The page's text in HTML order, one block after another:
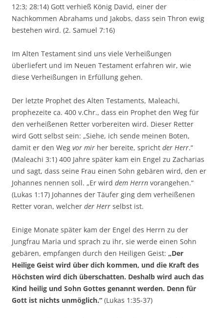
12:3; 28:14) Gott verhieß König David, einer der
Nachkommen Abrahams und Jakobs, dass sein Thron ewig
bestehen wird. (2. Samuel 7:16)
Im Alten Testament sind uns viele Verheißungen
überliefert und im Neuen Testament erfahren wir, wie
diese Verheißungen in Erfüllung gehen.
Der letzte Prophet des Alten Testaments, Maleachi,
prophezeite ca. 400 v.Chr., dass ein Prophet den Weg für
den verheißenen Retter vorbereiten wird. Dieser Retter
wird Gott selbst sein: „Siehe, ich sende meinen Boten,
damit er den Weg vor mir her bereite, spricht der Herr.“
(Maleachi 3:1) 400 Jahre später kam ein Engel zu Zacharias
und sagt, dass seine Frau einen Sohn gebären wird, den er
Johannes nennen soll. „Er wird dem Herrn vorangehen.“
(Lukas 1:17) Johannes der Täufer ging dem verheißenen
Retter voran, welcher der Herr selbst ist.
Einige Monate später kam der Engel des Herrn zu der
Jungfrau Maria und sprach zu ihr, sie werde einen Sohn
gebären, empfangen durch den Heiligen Geist: „Der
Heilige Geist wird über dich kommen, und die Kraft des
Höchsten wird dich überschatten. Deshalb wird auch das
Kind heilig und Sohn Gottes genannt werden. Denn für
Gott ist nichts unmöglich.“ (Lukas 1:35-37)